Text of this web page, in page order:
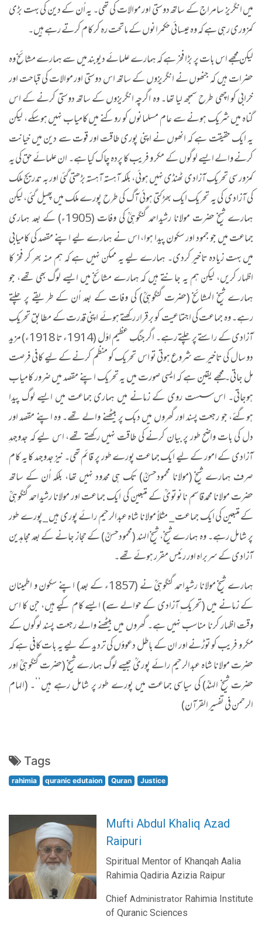
میں انگریز سامراج کے ساتھ دوستی اور موالات کی تھی۔ یہ اُن کے دین کی بہت بڑی
کمزوری رہی ہے کہ وہ عیسائی حکمرانوں کے ماتحت رہ کر کام کرتے رہے ہیں۔
لیکن مجھے اس بات پر بڑا فخر ہے کہ ہمارے علمائے دیوبند میں سے ہمارے مشائخ وہ
حضرات ہیں کہ جنھوں نے انگریزوں کے ساتھ اس دوستی اور موالات کی قباحت اور
خرابی کو اچھی طرح سمجھ لیا تھا۔ وہ اگرچہ انگریزوں کے ساتھ دوستی کرنے کے اس
گناہ میں شریک ہونے سے عام مسلمانوں کو روکنے میں کامیاب نہیں ہوسکے، لیکن
یہ ایک حقیقت ہے کہ انھوں نے اپنی پوری طاقت اور قوت سے دین میں خیانت
کرنے والے ایسے لوگوں کے مکر و فریب کا پردہ چاک کیا ہے۔ ان علمائے حق کی یہ
کمزور سی تحریکِ آزادی ٹھنڈی نہیں ہوئی، بلکہ آہستہ آہستہ بڑھتی گئی اور بہ تدریج ملک
کی آزادی کی یہ تحریک ایک بھڑکتی ہوئی آگ کی طرح پورے ملک میں پھیل گئی، لیکن
ہمارے شیخ حضرت مولانا رشیداحمد گنگوہیؒ کی وفات (1905ء) کے بعد ہماری
جماعت میں جو جمود اور سکون پیدا ہوا، اس نے ہمارے لیے اپنے مقصد کی کامیابی
میں بہت زیادہ تاخیر کردی۔ ہمارے لیے یہ ممکن نہیں ہے کہ ہم منہ بھر کر فخر کا
اظہار کریں، لیکن ہم یہ جانتے ہیں کہ ہمارے مشائخ میں ایسے لوگ بھی تھے، جو
ہمارے شیخ المشائخ (حضرت گنگوہیؒ) کی وفات کے بعد اُن کے طریقے پر چلتے
رہے۔ وہ جماعت کی اجتماعیت کو برقرار رکھتے ہوئے اپنی قدرت کے مطابق تحریکِ
آزادی کے راستے پر چلتے رہے۔ اگر جنگِ عظیم اوّل (1914ء تا 1918ء) مزید
دو سال کی تاخیر سے شروع ہوتی تو اس تحریک کو منظم کرنے کے لیے کافی فرصت
مل جاتی۔ مجھے یقین ہے کہ ایسی صورت میں یہ تحریک اپنے مقصد میں ضرور کامیاب
ہوجاتی۔ اس سست روی کے زمانے میں ہماری جماعت میں ایسے لوگ پیدا
ہوگئے، جو رجعت پسند اور گھروں میں دبک پر بیٹھنے والے تھے۔ وہ اپنے مقصد اور
دل کی بات واضح طور پر بیان کرنے کی طاقت نہیں رکھتے تھے، اس لیے کہ جدوجہدِ
آزادی کے امور کے لیے ایک جماعت پورے طور پر قائم تھی۔ نیز جدوجہد کا یہ کام
صرف ہمارے شیخ (مولانا محمودحسنؒ) تک ہی محدود نہیں تھا، بلکہ اُن کے ساتھ
حضرت مولانا محمدقاسم نانوتویؒ کے متبعین کی ایک جماعت اور مولانا رشیداحمد گنگوہیؒ
کے متبعین کی ایک جماعت _ مثلاً مولانا شاہ عبدالرحیم رائے پوری ہیں _پورے طور
پر شامل رہے۔ وہ ہمارے شیخ، شیخ الہند (محمودحسنؒ) کے حجاز جانے کے بعد مجاہدین
آزادی کے سربراہ اور رئیس مقرر ہوئے تھے۔
ہمارے شیخ مولانا رشیداحمد گنگوہیؒ نے (1857ء کے بعد) اپنے سکون و اطمینان
کے زمانے میں (تحریک ِآزادی کے حوالے سے) ایسے کام کیے ہیں، جن کا اس
وقت اظہار کرنا مناسب نہیں ہے۔ گھروں میں بیٹھنے والے رجعت پسند لوگوں کے
مکر و فریب کو توڑنے اور ان کے باطل دعوؤں کی تردید کے لیے یہ بات کافی ہے کہ
حضرت مولانا شاہ عبدالرحیم رائے پوریؒ جیسے لوگ ہمارے شیخ (حضرت گنگوہیؒ اور
حضرت شیخ الہندؒ) کی سیاسی جماعت میں پورے طور پر شامل رہے ہیں‘‘۔ (الہام
الرحمن فی تفسیر القرآن)
Tags
rahimia quranic edutaion Quran Justice
Mufti Abdul Khaliq Azad
Raipuri
Spiritual Mentor of Khanqah Aalia
Rahimia Qadiria Azizia Raipur
Chief Administrator Rahimia Institute
of Quranic Sciences